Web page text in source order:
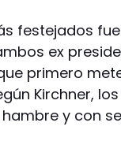
festejados
ex
primero
Kirchner,
y con